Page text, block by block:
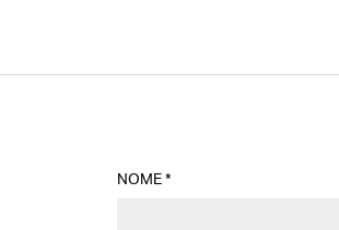
NOME *